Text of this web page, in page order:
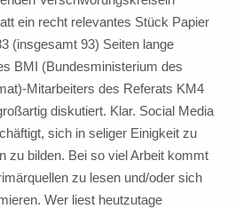
ein recht relevantes Stück Papier
(insgesamt 93) Seiten lange
BMI (Bundesministerium des
Mitarbeiters des Referats KM4
diskutiert. Klar. Social Media
sich in seliger Einigkeit zu
zu bilden. Bei so viel Arbeit kommt
zu lesen und/oder sich
Wer liest heutzutage